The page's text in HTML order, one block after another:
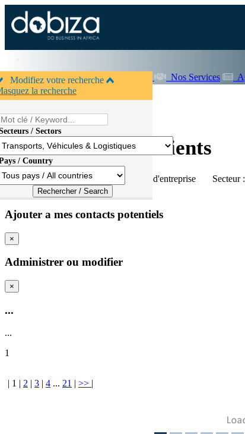
Accueil A propos de Dobiza Nos Services
Modifiez votre recherche
la recherche
/ Sectors
/ Country
Accueil>Entreprises
Fournisseurs & Clients
Pays :Tous paysType : Tous types d'entreprise Secteur :
Ajouter a mes contacts potentiels
×
Administrer ou modifier
×
...
...
1
1 2 3 4 ... 21 >>